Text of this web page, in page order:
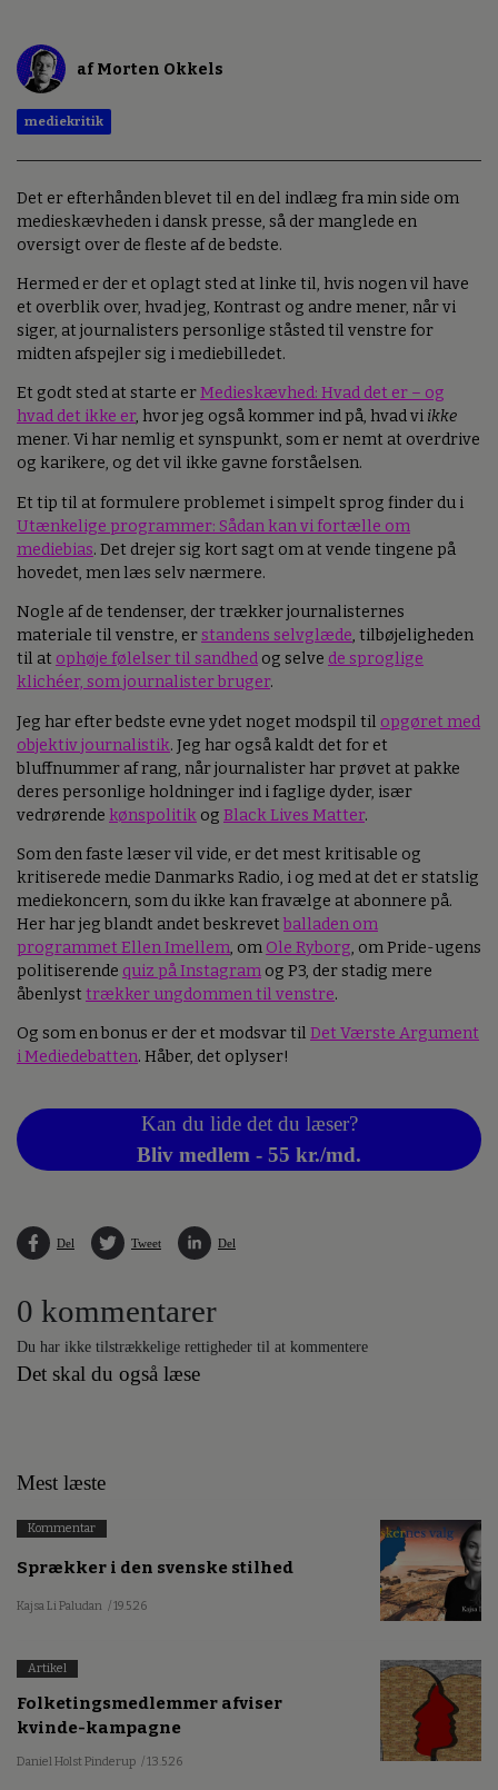
af Morten Okkels
mediekritik
Det er efterhånden blevet til en del indlæg fra min side om
medieskævheden i dansk presse, så der manglede en
oversigt over de fleste af de bedste.
Hermed er der et oplagt sted at linke til, hvis nogen vil have
et overblik over, hvad jeg, Kontrast og andre mener, når vi
siger, at journalisters personlige ståsted til venstre for
midten afspejler sig i mediebilledet.
Et godt sted at starte erMedieskævhed: Hvad det er – og
hvad det ikke er, hvor jeg også kommer ind på, hvad vi ikke
mener. Vi har nemlig et synspunkt, som er nemt at overdrive
og karikere, og det vil ikke gavne forståelsen.
Et tip til at formulere problemet i simpelt sprog finder du i
Utænkelige programmer: Sådan kan vi fortælle om
mediebias. Det drejer sig kort sagt om at vende tingene på
hovedet, men læs selv nærmere.
Nogle af de tendenser, der trækker journalisternes
materiale til venstre, er standens selvglæde, tilbøjeligheden
til at ophøje følelser til sandhed og selve de sproglige
klichéer, som journalister bruger.
Jeg har efter bedste evne ydet noget modspil til opgøret med
objektiv journalistik. Jeg har også kaldt det for et
bluffnummer af rang, når journalister har prøvet at pakke
deres personlige holdninger ind i faglige dyder, især
vedrørende kønspolitik og Black Lives Matter.
Som den faste læser vil vide, er det mest kritisable og
kritiserede medie Danmarks Radio, i og med at det er statslig
mediekoncern, som du ikke kan fravælge at abonnere på.
Her har jeg blandt andet beskrevetballaden om
programmet Ellen Imellem, om Ole Ryborg, om Pride-ugens
politiserende quiz på Instagram og P3, der stadig mere
åbenlyst trækker ungdommen til venstre.
Og som en bonus er der et modsvar til Det Værste Argument
i Mediedebatten. Håber, det oplyser!
Kan du lide det du læser?
Bliv medlem - 55 kr./md.
Del Tweet Del
0 kommentarer
Du har ikke tilstrækkelige rettigheder til at kommentere
Det skal du også læse
Mest læste
Kommentar
Sprækker i den svenske stilhed
Kajsa Li Paludan / 19.5.26
Artikel
Folketingsmedlemmer afviser
kvinde-kampagne
Daniel Holst Pinderup / 13.5.26